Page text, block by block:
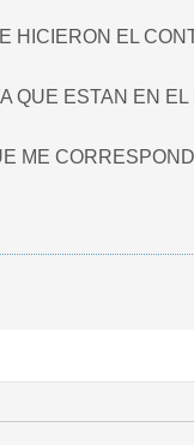
HICIERON EL
QUE ESTAN EN
ME